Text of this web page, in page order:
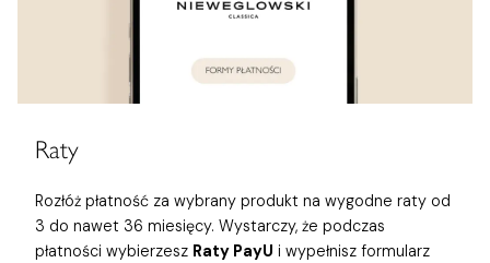
Raty
Rozłóż płatność za wybrany produkt na wygodne raty od
3 do nawet 36 miesięcy. Wystarczy, że podczas
płatności wybierzesz Raty PayU i wypełnisz formularz